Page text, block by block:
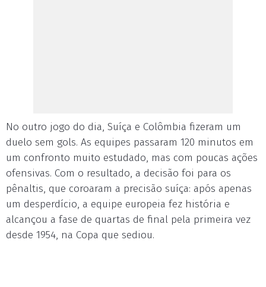
No outro jogo do dia, Suíça e Colômbia fizeram um
duelo sem gols. As equipes passaram 120 minutos em
um confronto muito estudado, mas com poucas ações
ofensivas. Com o resultado, a decisão foi para os
pênaltis, que coroaram a precisão suíça: após apenas
um desperdício, a equipe europeia fez história e
alcançou a fase de quartas de final pela primeira vez
desde 1954, na Copa que sediou.